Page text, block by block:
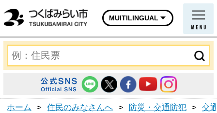
MUITILINGUAL
ホーム > 住民のみなさんへ > 防災・交通防犯 > 交